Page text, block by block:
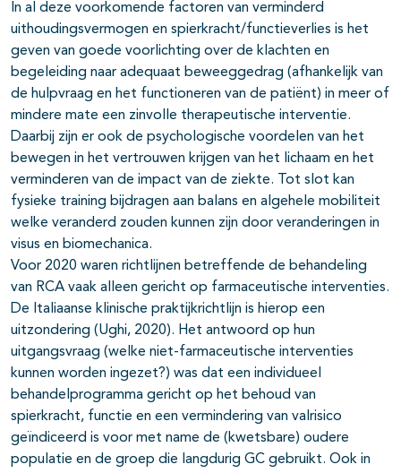
In al deze voorkomende factoren van verminderd
uithoudingsvermogen en spierkracht/functieverlies is het
geven van goede voorlichting over de klachten en
begeleiding naar adequaat beweeggedrag (afhankelijk van
de hulpvraag en het functioneren van de patiënt) in meer of
mindere mate een zinvolle therapeutische interventie.
Daarbij zijn er ook de psychologische voordelen van het
bewegen in het vertrouwen krijgen van het lichaam en het
verminderen van de impact van de ziekte. Tot slot kan
fysieke training bijdragen aan balans en algehele mobiliteit
welke veranderd zouden kunnen zijn door veranderingen in
visus en biomechanica.
Voor 2020 waren richtlijnen betreffende de behandeling
van RCA vaak alleen gericht op farmaceutische interventies.
De Italiaanse klinische praktijkrichtlijn is hierop een
uitzondering (Ughi, 2020). Het antwoord op hun
uitgangsvraag (welke niet-farmaceutische interventies
kunnen worden ingezet?) was dat een individueel
behandelprogramma gericht op het behoud van
spierkracht, functie en een vermindering van valrisico
geïndiceerd is voor met name de (kwetsbare) oudere
populatie en de groep die langdurig GC gebruikt. Ook in